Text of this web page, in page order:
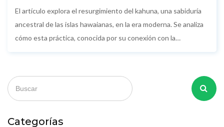
El artículo explora el resurgimiento del kahuna, una sabiduría
ancestral de las islas hawaianas, en la era moderna. Se analiza
cómo esta práctica, conocida por su conexión con la
bienestar. Además, se destacan las influencias culturales y
cómo se adapta el kahuna a las demandas del siglo XXI sin
para quienes deseen incorporar estas enseñanzas a su vida
Categorías